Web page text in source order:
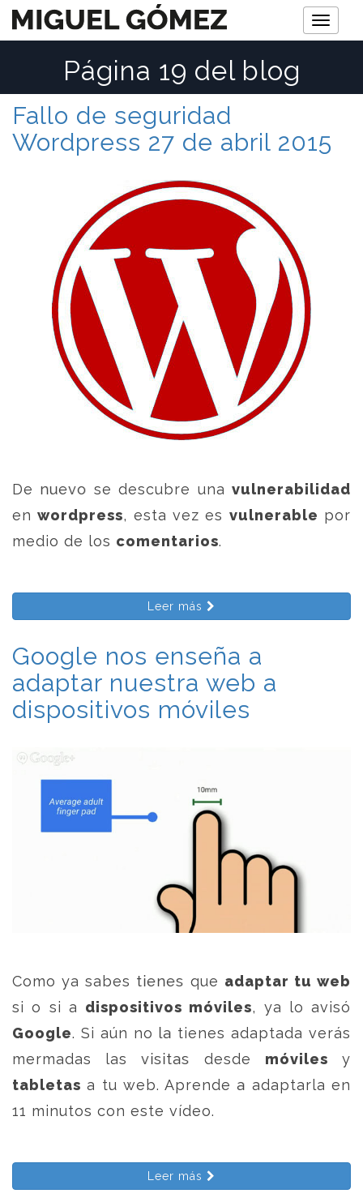
M
ú
Página 19 del blog
Fallo de seguridad
Wordpress 27 de abril 2015
De nuevo se descubre una vulnerabilidad
enwordpress, esta vez es vulnerable por
medio de los comentarios.
Leer más
Google nos enseña a
adaptar nuestra web a
dispositivos móviles
Como ya sabes tienes que adaptar tu web
si o si a dispositivos móviles, ya lo avisó
Google. Si aún no la tienes adaptada verás
mermadas las visitas desde móviles y
tabletas a tu web. Aprende a adaptarla en
11 minutos con este vídeo.
Leer más